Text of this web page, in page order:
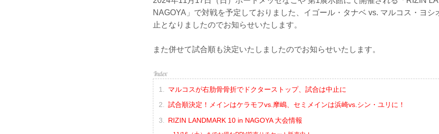
NAGOYA」で対戦を予定しておりました、イゴール・タナベ vs. マルコス・ヨシ
止となりましたのでお知らせいたします。
また併せて試合順も決定いたしましたのでお知らせいたします。
マルコスが右肋骨骨折でドクターストップ、試合は中止に
試合順決定！メインはケラモフvs.摩嶋、セミメインは浜崎vs.シン・ユリに！
RIZIN LANDMARK 10 in NAGOYA 大会情報